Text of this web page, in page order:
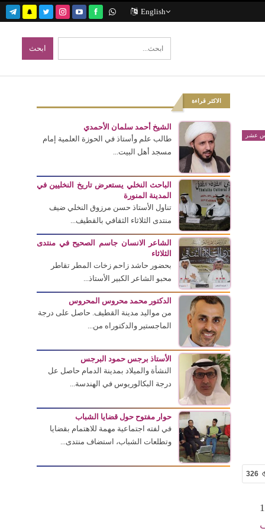
English
عشر
326
بالقطيف مساء الثلاثاء 14
الاكثر قراءة
الشيخ أحمد سلمان الأحمدي
طالب علم وأستاذ في الحوزة العلمية إمام
مسجد أهل البيت...
الباحث النخلي يستعرض تاريخ النخليين في
المدينة المنورة
تناول الأستاذ حسن مرزوق النخلي ضيف
منتدى الثلاثاء الثقافي بالقطيف...
الشاعر الانسان جاسم الصحيح في منتدى
الثلاثاء
بحضور حاشد زاحم زخات المطر تقاطر
محبو الشاعر الكبير الأستاذ...
الدكتور محمد محروس المحروس
من مواليد مدينة القطيف. حاصل على درجة
الماجستير والدكتوراه من...
الأستاذ برجس حمود البرجس
النشأة والميلاد بمدينة الدمام حاصل عل
درجة البكالوريوس في الهندسة...
حوار مفتوح حول قضايا الشباب
في لفته اجتماعية مهمة للاهتمام بقضايا
وتطلعات الشباب، استضاف منتدى...